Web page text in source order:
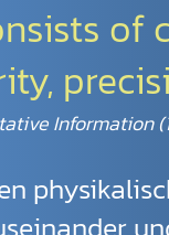
of
Information